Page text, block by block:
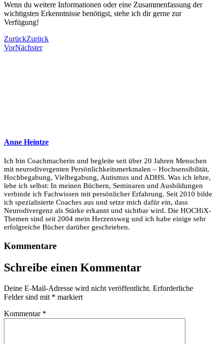
Wenn du weitere Informationen oder eine Zusammenfassung der
wichtigsten Erkenntnisse benötigst, stehe ich dir gerne zur
Verfügung!
ZurückZurück
VorNächster
Anne Heintze
Ich bin Coachmacherin und begleite seit über 20 Jahren Menschen
mit neurodivergenten Persönlichkeitsmerkmalen – Hochsensibilität,
Hochbegabung, Vielbegabung, Autismus und ADHS. Was ich lehre,
lebe ich selbst: In meinen Büchern, Seminaren und Ausbildungen
verbinde ich Fachwissen mit persönlicher Erfahrung. Seit 2010 bilde
ich spezialisierte Coaches aus und setze mich dafür ein, dass
Neurodivergenz als Stärke erkannt und sichtbar wird. Die HOCHiX-
Themen sind seit 2004 mein Herzensweg und ich habe einige sehr
erfolgreiche Bücher darüber geschrieben.
Kommentare
Schreibe einen Kommentar
Deine E-Mail-Adresse wird nicht veröffentlicht. Erforderliche
Felder sind mit * markiert
Kommentar *